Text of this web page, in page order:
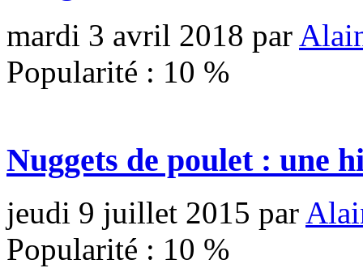
mardi 3 avril 2018 par
Popularité : 10 %
Nuggets de poulet : une
jeudi 9 juillet 2015 par
Popularité : 10 %